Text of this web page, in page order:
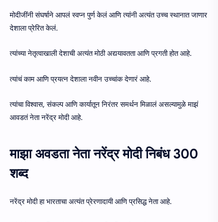
मोदीजींनी संघर्षाने आपलं स्वप्न पुर्ण केलं आणि त्यांनी अत्यंत उच्च स्थानात जाणार
देशाला प्रेरित केलं.
त्यांच्या नेतृत्वाखाली देशाची अत्यंत मोठी अद्ययावतता आणि प्रगती होत आहे.
त्यांचं काम आणि प्रयत्न देशाला नवीन उच्चांक देणारं आहे.
त्यांचा विश्वास, संकल्प आणि कार्यातून निरंतर समर्थन मिळालं असल्यामुळे माझं
आवडतं नेता नरेंद्र मोदी आहे.
माझा अवडता नेता नरेंद्र मोदी निबंध 300
शब्द
नरेंद्र मोदी हा भारताचा अत्यंत प्रेरणादायी आणि प्रसिद्ध नेता आहे.